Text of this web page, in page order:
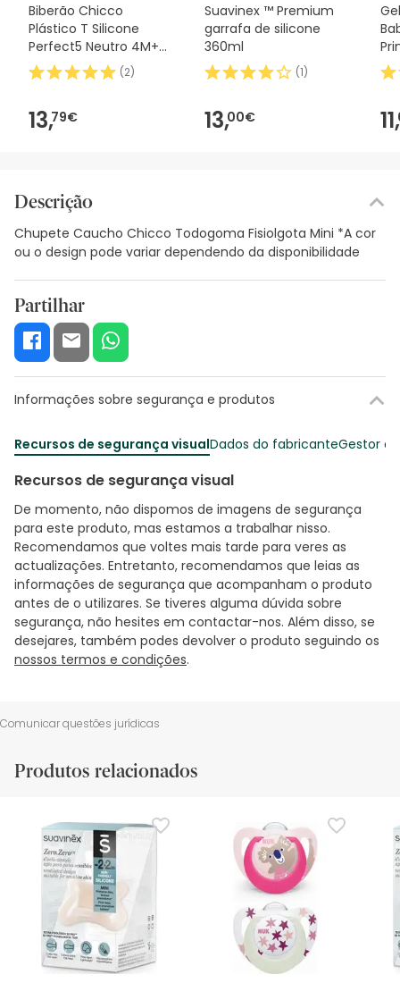
Biberão Chicco
Plástico T Silicone
Perfect5 Neutro 4M+
Fluxo rápido 300ml
(2)
13,79€
Suavinex ™ Premium
garrafa de silicone
360ml
(1)
13,00€ 11,
Descrição
Chupete Caucho Chicco Todogoma Fisiolgota Mini *A cor
ou o design pode variar dependendo da disponibilidade
Partilhar
Informações sobre segurança e produtos
Recursos de segurança visualDados do fabricanteGestor
Recursos de segurança visual
De momento, não dispomos de imagens de segurança
para este produto, mas estamos a trabalhar nisso.
Recomendamos que voltes mais tarde para veres as
actualizações. Entretanto, recomendamos que leias as
informações de segurança que acompanham o produto
antes de o utilizares. Se tiveres alguma dúvida sobre
segurança, não hesites em contactar-nos. Além disso, se
desejares, também podes devolver o produto seguindo os
nossos termos e condições.
Comunicar questões jurídicas
Produtos relacionados